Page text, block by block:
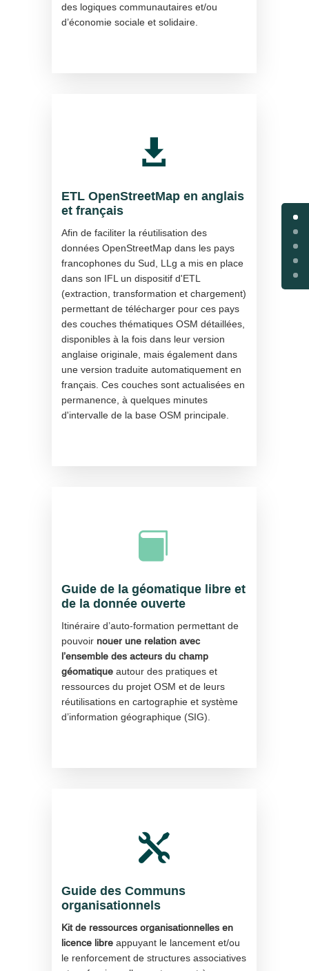
des logiques communautaires et/ou
d’économie sociale et solidaire.

ETL OpenStreetMap en anglais
et français
Afin de faciliter la réutilisation des
données OpenStreetMap dans les pays
francophones du Sud, LLg a mis en place
dans son IFL un dispositif d'ETL
(extraction, transformation et chargement)
permettant de télécharger pour ces pays
des couches thématiques OSM détaillées,
disponibles à la fois dans leur version
anglaise originale, mais également dans
une version traduite automatiquement en
français. Ces couches sont actualisées en
permanence, à quelques minutes
d'intervalle de la base OSM principale.

Guide de la géomatique libre et
de la donnée ouverte
Itinéraire d’auto-formation permettant de
pouvoir nouer une relation avec
l’ensemble des acteurs du champ
géomatique autour des pratiques et
ressources du projet OSM et de leurs
réutilisations en cartographie et système
d’information géographique (SIG).

Guide des Communs
organisationnels
Kit de ressources organisationnelles en
licence libre appuyant le lancement et/ou
le renforcement de structures associatives